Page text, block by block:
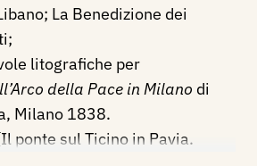
La Benedizione dei
litografiche per
della Pace in Milano di
Milano 1838.
ponte sul Ticino in Pavia.